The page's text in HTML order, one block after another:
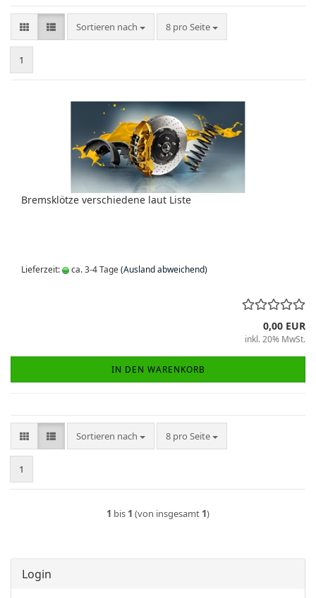
Sortieren nach
Sortieren nach 8 pro Seite
pro Seite
1
Bremsklötze verschiedene laut Liste
Lieferzeit: ca. 3-4 Tage(Ausland abweichend)
0,00 EUR
inkl. 20% MwSt.
IN DEN WARENKORB
Sortieren nach
Sortieren nach 8 pro Seite
pro Seite
1
1 bis 1 (von insgesamt 1)
Login